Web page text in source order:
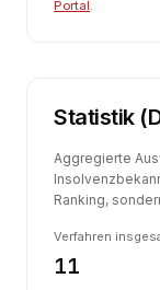
Portal.
Statistik
Aggregierte
Ranking,
Verfahren
11